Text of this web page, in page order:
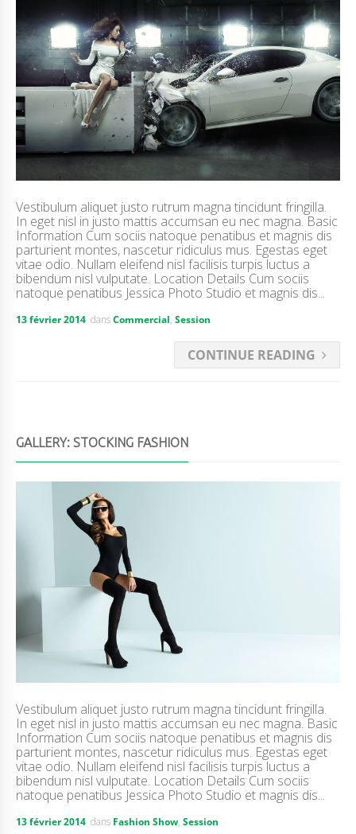
Vestibulum aliquet justo rutrum magna tincidunt fringilla.
In eget nisl in justo mattis accumsan eu nec magna. Basic
Information Cum sociis natoque penatibus et magnis dis
parturient montes, nascetur ridiculus mus. Egestas eget
vitae odio. Nullam eleifend nisl facilisis turpis luctus a
bibendum nisl vulputate. Location Details Cum sociis
natoque penatibus Jessica Photo Studio et magnis dis...
13 février 2014 dansCommercial, Session
CONTINUE READING
GALLERY: STOCKING FASHION
Vestibulum aliquet justo rutrum magna tincidunt fringilla.
In eget nisl in justo mattis accumsan eu nec magna. Basic
Information Cum sociis natoque penatibus et magnis dis
parturient montes, nascetur ridiculus mus. Egestas eget
vitae odio. Nullam eleifend nisl facilisis turpis luctus a
bibendum nisl vulputate. Location Details Cum sociis
natoque penatibus Jessica Photo Studio et magnis dis...
13 février 2014 dans Fashion Show, Session